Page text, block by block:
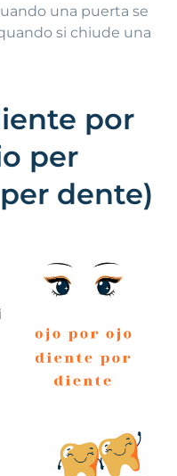
una puerta se
si chiude una
por
per
dente)